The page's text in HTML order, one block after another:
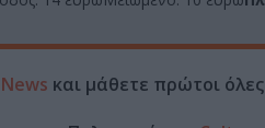
και μάθετε πρώτοι όλες